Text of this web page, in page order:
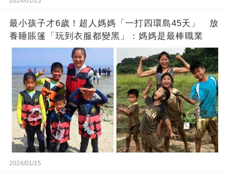
最小孩子才6歲！超人媽媽「一打四環島45天」 放
養睡賬篷「玩到衣服都變黑」：媽媽是最棒職業
2024/01/15